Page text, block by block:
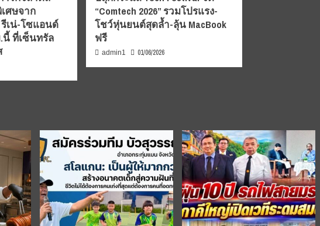
ศษจาก
เน่-โซแอนด์
นี้ ที่เซ็นทรัล
“Comtech 2026” รวมโปรแรง-
โชว์หุ่นยนต์สุดล้ำ-ลุ้น MacBook
ฟรี
admin1 01/06/2026